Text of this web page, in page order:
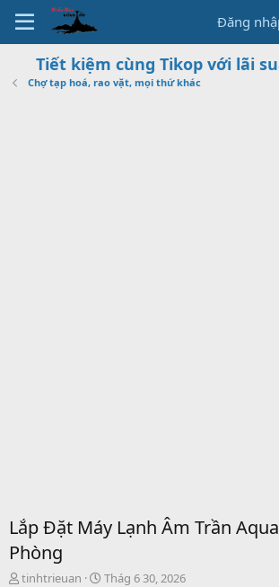
Đăng
Tiết kiệm cùng Tikop với lãi
Chợ tạp hoá, rao vặt, mọi thứ khác
Lắp Đặt Máy Lạnh Âm Trần
Phòng
T
tinhtrieuan
S
Thág 6 30, 2026